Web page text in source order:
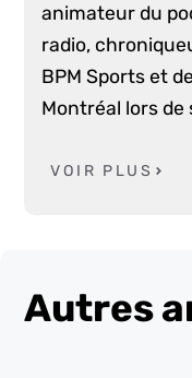
animateur du
radio,
BPM Sports et
Montréal lors de
VOIR PLUS
Autres